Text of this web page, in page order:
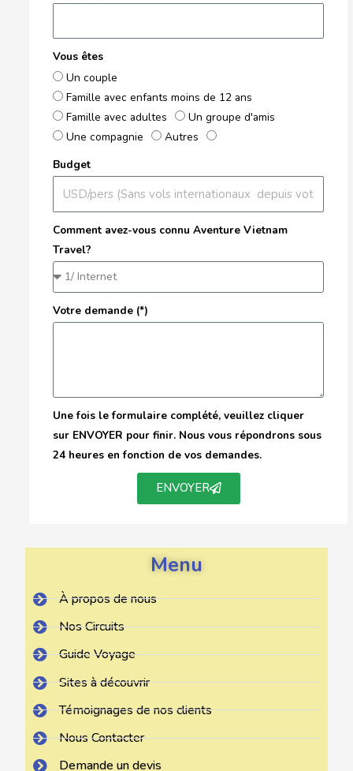
Vous êtes
Un couple
Famille avec enfants moins de 12 ans
Famille avec adultes
Un groupe d'amis
Une compagnie
Autres
Budget
Comment avez-vous connu Aventure Vietnam
Travel?
Votre demande (*)
Une fois le formulaire complété, veuillez cliquer
sur ENVOYER pour finir. Nous vous répondrons sous
24 heures en fonction de vos demandes.
ENVOYER
Menu
À propos de nous
Nos Circuits
Guide Voyage
Sites à découvrir
Témoignages de nos clients
Nous Contacter
Demande un devis